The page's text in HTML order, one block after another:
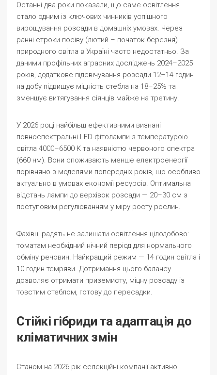
Останні два роки показали, що саме освітлення
стало одним із ключових чинників успішного
вирощування розсади в домашніх умовах. Через
ранні строки посіву (лютий – початок березня)
природного світла в Україні часто недостатньо. За
даними профільних аграрних досліджень 2024–2025
років, додаткове підсвічування розсади 12–14 годин
на добу підвищує міцність стебла на 18–25% та
зменшує витягування сіянців майже на третину.
У 2026 році найбільш ефективними визнані
повноспектральні LED-фітолампи з температурою
світла 4000–6500 К та наявністю червоного спектра
(660 нм). Вони споживають менше електроенергії
порівняно з моделями попередніх років, що особливо
актуально в умовах економії ресурсів. Оптимальна
відстань лампи до верхівок розсади — 20–30 см з
поступовим регулюванням у міру росту рослин.
Фахівці радять не залишати освітлення цілодобово:
томатам необхідний нічний період для нормального
обміну речовин. Найкращий режим — 14 годин світла і
10 годин темряви. Дотримання цього балансу
дозволяє отримати приземисту, міцну розсаду із
товстим стеблом, готову до пересадки.
Стійкі гібриди та адаптація до
кліматичних змін
Станом на 2026 рік селекційні компанії активно